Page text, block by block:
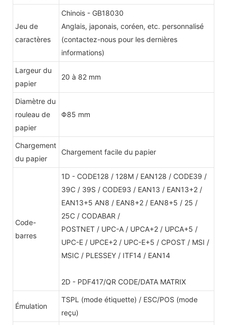
Jeu de
caractères
Chinois - GB18030
Anglais, japonais, coréen, etc. personnalisé
(contactez-nous pour les dernières
informations)
Largeur du
papier
20 à 82 mm
Diamètre du
rouleau de
papier
Φ85 mm
Chargement
du papier
Chargement facile du papier
Code-
barres
1D - CODE128 / 128M / EAN128 / CODE39 /
39C / 39S / CODE93 / EAN13 / EAN13+2 /
EAN13+5 AN8 / EAN8+2 / EAN8+5 / 25 /
25C / CODABAR /
POSTNET / UPC-A / UPCA+2 / UPCA+5 /
UPC-E / UPCE+2 / UPC-E+5 / CPOST / MSI /
MSIC / PLESSEY / ITF14 / EAN14
2D - PDF417/QR CODE/DATA MATRIX
Émulation
TSPL (mode étiquette) / ESC/POS (mode
reçu)